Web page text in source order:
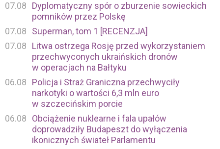
07.08
Dyplomatyczny spór o zburzenie sowieckich
pomników przez Polskę
07.08
Superman, tom 1 [RECENZJA]
07.08
Litwa ostrzega Rosję przed wykorzystaniem
przechwyconych ukraińskich dronów
w operacjach na Bałtyku
06.08
Policja i Straż Graniczna przechwyciły
narkotyki o wartości 6,3 mln euro
w szczecińskim porcie
06.08
Obciążenie nuklearne i fala upałów
doprowadziły Budapeszt do wyłączenia
ikonicznych świateł Parlamentu